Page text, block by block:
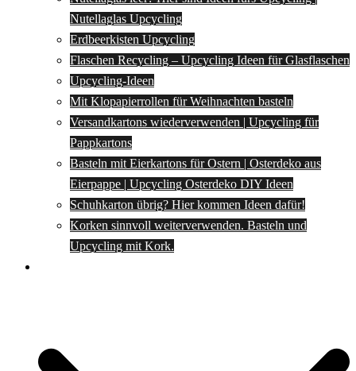
Nutellaglas Upcycling
Erdbeerkisten Upcycling
Flaschen Recycling – Upcycling Ideen für Glasflaschen
Upcycling-Ideen
Mit Klopapierrollen für Weihnachten basteln
Versandkartons wiederverwenden | Upcycling für
Pappkartons
Basteln mit Eierkartons für Ostern | Osterdeko aus
Eierpappe | Upcycling Osterdeko DIY Ideen
Schuhkarton übrig? Hier kommen Ideen dafür!
Korken sinnvoll weiterverwenden. Basteln und
Upcycling mit Kork.